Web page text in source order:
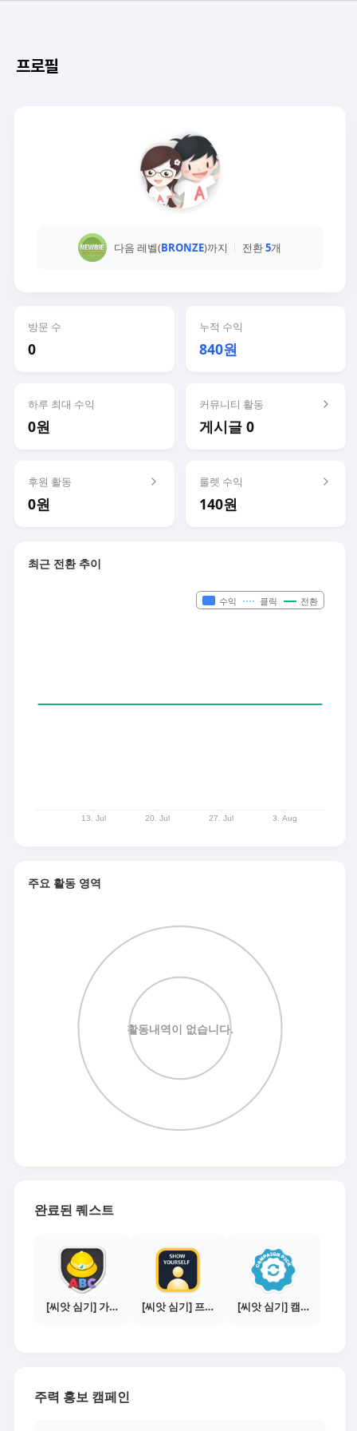
프로필
다음 레벨(BRONZE)까지 전환5개
방문 수
0
누적 수익
840원
하루 최대 수익
0원
커뮤니티 활동
게시글 0
후원 활동
0원
룰렛 수익
140원
최근 전환 추이
주요 활동 영역
완료된 퀘스트
[씨앗 심기] 가이드보기 - 매체별 활동 가이드 [씨앗 심기] 프로필 사진 등록하기 [씨앗 심기] 캠페인 선택하기 - PICK 1개
주력 홍보 캠페인